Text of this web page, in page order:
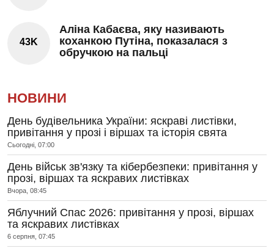
43K
Аліна Кабаєва, яку називають
коханкою Путіна, показалася з
обручкою на пальці
НОВИНИ
День будівельника України: яскраві листівки,
привітання у прозі і віршах та історія свята
Сьогодні, 07:00
День військ зв'язку та кібербезпеки: привітання у
прозі, віршах та яскравих листівках
Вчора, 08:45
Яблучний Спас 2026: привітання у прозі, віршах
та яскравих листівках
6 серпня, 07:45